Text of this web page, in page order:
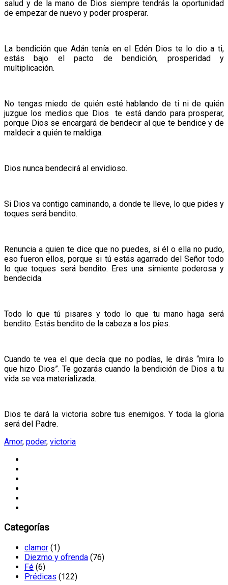
salud y de la mano de Dios siempre tendrás la oportunidad
de empezar de nuevo y poder prosperar.
La bendición que Adán tenía en el Edén Dios te lo dio a ti,
estás bajo el pacto de bendición, prosperidad y
multiplicación.
No tengas miedo de quién esté hablando de ti ni de quién
juzgue los medios que Dios te está dando para prosperar,
porque Dios se encargará de bendecir al que te bendice y de
maldecir a quién te maldiga.
Dios nunca bendecirá al envidioso.
Si Dios va contigo caminando, a donde te lleve, lo que pides y
toques será bendito.
Renuncia a quien te dice que no puedes, si él o ella no pudo,
eso fueron ellos, porque si tú estás agarrado del Señor todo
lo que toques será bendito. Eres una simiente poderosa y
bendecida.
Todo lo que tú pisares y todo lo que tu mano haga será
bendito. Estás bendito de la cabeza a los pies.
Cuando te vea el que decía que no podías, le dirás “mira lo
que hizo Dios”. Te gozarás cuando la bendición de Dios a tu
vida se vea materializada.
Dios te dará la victoria sobre tus enemigos. Y toda la gloria
será del Padre.
Amor, poder, victoria
Categorías
clamor (1)
Diezmo y ofrenda (76)
Fé (6)
Prédicas (122)